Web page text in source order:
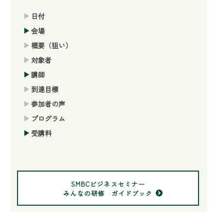
日付
会場
概要（狙い）
対象者
講師
到達目標
参加者の声
プログラム
受講料
SMBCビジネスセミナー
みんなの研修 ガイドブック